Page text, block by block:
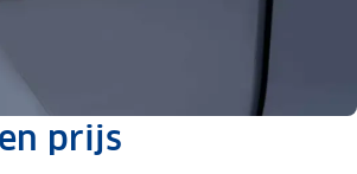
prijs